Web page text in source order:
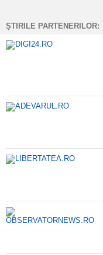
ȘTIRILE PARTENERILOR: